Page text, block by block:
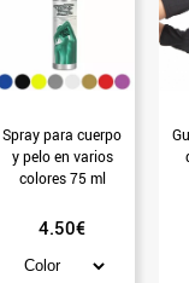
Spray para cuerpo
y pelo en varios
colores 75 ml
4.50€